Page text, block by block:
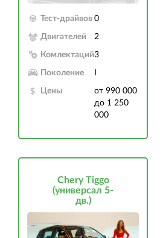
Тест-драйвов 0
Двигателей 2
Комлектаций3
Поколение
Цены
от 990 000
до 1 250
000
Chery Tiggo
(универсал 5-
дв.)